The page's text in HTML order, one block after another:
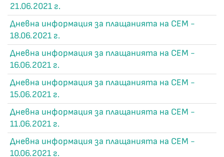
21.06.2021 г.
Дневна информация за плащанията на СЕМ -
18.06.2021 г.
Дневна информация за плащанията на СЕМ -
16.06.2021 г.
Дневна информация за плащанията на СЕМ -
15.06.2021 г.
Дневна информация за плащанията на СЕМ -
11.06.2021 г.
Дневна информация за плащанията на СЕМ -
10.06.2021 г.